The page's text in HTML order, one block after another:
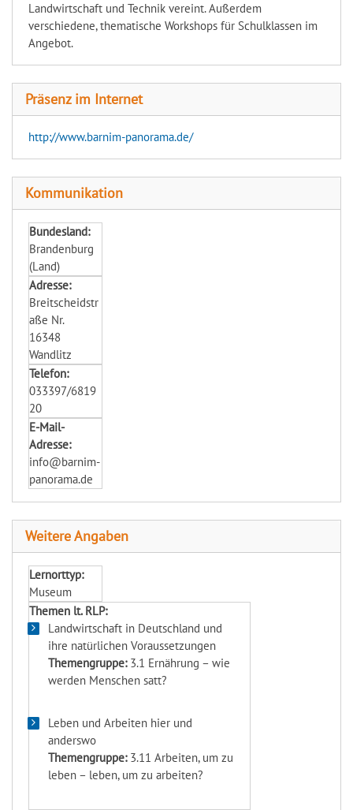
Landwirtschaft und Technik vereint. Außerdem
verschiedene, thematische Workshops für Schulklassen im
Angebot.
Präsenz im Internet
http://www.barnim-panorama.de/
Kommunikation
Bundesland:
Brandenburg
(Land)
Adresse:
Breitscheidstr
aße Nr.
16348
Wandlitz
Telefon:
033397/6819
20
E-Mail-
Adresse:
info@barnim-
panorama.de
Weitere Angaben
Lernorttyp:
Museum
Themen lt. RLP:
Landwirtschaft in Deutschland und
ihre natürlichen Voraussetzungen
Themengruppe: 3.1 Ernährung – wie
werden Menschen satt?
Leben und Arbeiten hier und
anderswo
Themengruppe: 3.11 Arbeiten, um zu
leben – leben, um zu arbeiten?